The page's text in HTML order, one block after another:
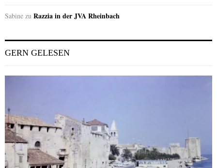
Sabine zu Razzia in der JVA Rheinbach
GERN GELESEN